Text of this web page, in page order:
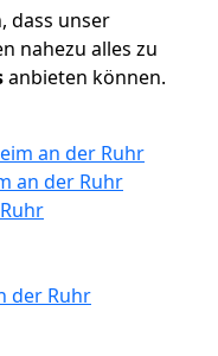
dass unser
nahezu alles zu
anbieten können.
an der Ruhr
an der Ruhr
der Ruhr